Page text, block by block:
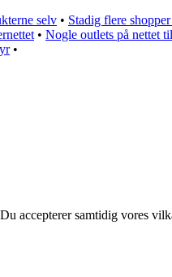
selv • Stadig flere
• Nogle outlets på nettet
•
accepterer samtidig vores